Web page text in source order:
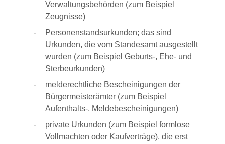
Verwaltungsbehörden (zum Beispiel
Zeugnisse)
Personenstandsurkunden; das sind
Urkunden, die vom Standesamt ausgestellt
wurden (zum Beispiel Geburts-, Ehe- und
Sterbeurkunden)
melderechtliche Bescheinigungen der
Bürgermeisterämter (zum Beispiel
Aufenthalts-, Meldebescheinigungen)
private Urkunden (zum Beispiel formlose
Vollmachten oder Kaufverträge), die erst